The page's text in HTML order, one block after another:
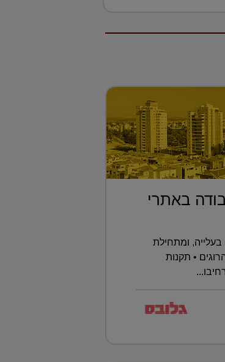
באתרי
ומתחילת
נרשמו כבר 393 תאונות ו–29 הרוגים • תקנות